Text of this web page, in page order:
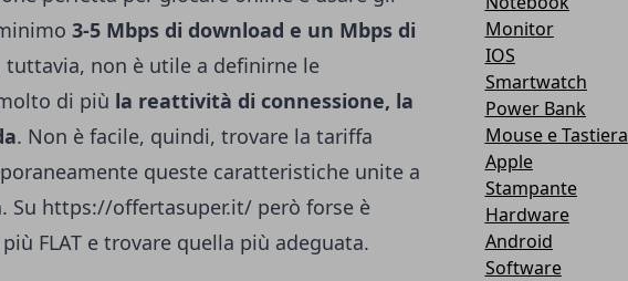
3-5 Mbps di download e un Mbps di
non è utile a definirne le
di più la reattività di connessione, la
. Non è facile, quindi, trovare la tariffa
queste caratteristiche unite a
Su https://offertasuper.it/ però forse è
FLAT e trovare quella più adeguata.
Monitor
IOS
Smartwatch
Power Bank
Mouse e Tastiera
Apple
Stampante
Hardware
Android
Software